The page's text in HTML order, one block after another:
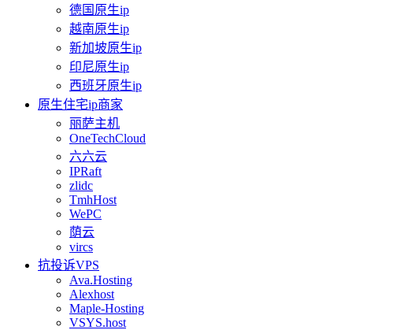
德国原生ip
越南原生ip
新加坡原生ip
印尼原生ip
西班牙原生ip
原生住宅ip商家
丽萨主机
OneTechCloud
六六云
IPRaft
zlidc
TmhHost
WePC
荫云
vircs
抗投诉VPS
Ava.Hosting
Alexhost
Maple-Hosting
VSYS.host